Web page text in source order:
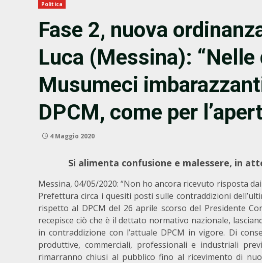
Politica
Fase 2, nuova
Luca (Messina):
Musumeci
DPCM, come per
4 Maggio 2020
Si alimenta confusione e malessere, in
Messina, 04/05/2020: “Non ho ancora ricevuto risposta
Prefettura circa i quesiti posti sulle contraddizioni
rispetto al DPCM del 26 aprile scorso del Presidente
recepisce ciò che è il dettato normativo nazionale,
in contraddizione con l’attuale DPCM in vigore. Di
produttive, commerciali, professionali e industriali
rimarranno chiusi al pubblico fino al ricevimento di